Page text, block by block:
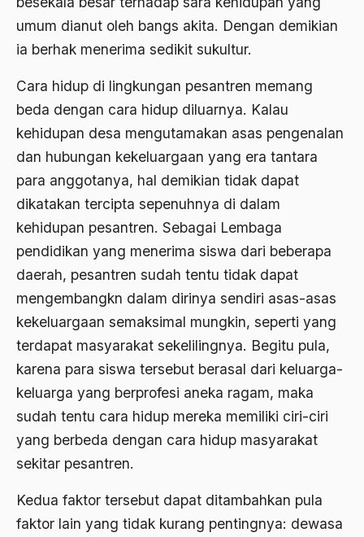
umum dianut oleh bangs akita. Dengan demikian
ia berhak menerima sedikit sukultur.
Cara hidup di lingkungan pesantren memang
beda dengan cara hidup diluarnya. Kalau
kehidupan desa mengutamakan asas pengenalan
dan hubungan kekeluargaan yang era tantara
para anggotanya, hal demikian tidak dapat
dikatakan tercipta sepenuhnya di dalam
kehidupan pesantren. Sebagai Lembaga
pendidikan yang menerima siswa dari beberapa
daerah, pesantren sudah tentu tidak dapat
mengembangkn dalam dirinya sendiri asas-asas
kekeluargaan semaksimal mungkin, seperti yang
terdapat masyarakat sekelilingnya. Begitu pula,
karena para siswa tersebut berasal dari keluarga-
keluarga yang berprofesi aneka ragam, maka
sudah tentu cara hidup mereka memiliki ciri-ciri
yang berbeda dengan cara hidup masyarakat
sekitar pesantren.
Kedua faktor tersebut dapat ditambahkan pula
faktor lain yang tidak kurang pentingnya: dewasa
Airport Changi
Ajaran AGama
Ajaran Agama Islam
Ajaran Islam
ajaran kemasyarakatan
Akademi Betawi
Akademi Jakarta
Akbar tanjung
akhlak
Akhlaq
Akidah
Aktivis
Aktivis Muda
akulturasi
akulturasi budaya